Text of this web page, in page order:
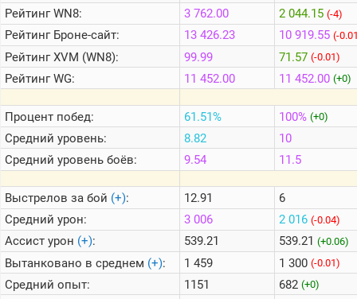
ВК
Портал
Мира
Танков
РейтингWN8:
РейтингБроне-сайт:
РейтингXVM (WN8):
РейтингWG:
Процент побед:
Средний уровень:
Средний уровень боёв:
Выстрелов за бой (+):
Средний урон:
Ассист урон (+):
Вытанковано в среднем (+):
Средний опыт:
3 762.00
13 426.23
99.99
11 452.00
61.51%
8.82
9.54
12.91
3 006
539.21
1 459
1151
2 044.15 (-4)
10 919.55 (-
71.57 (-0.01)
11 452.00 (+0)
100% (+0)
10
11.5
6
2 016 (-0.04)
539.21 (+0.06)
1 300 (-0.01)
682 (+0)